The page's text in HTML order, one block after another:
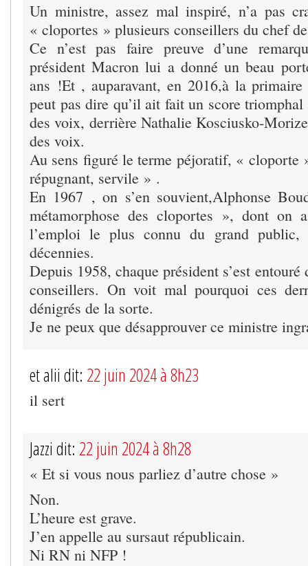
Un ministre, assez mal inspiré, n’a pas
« cloportes » plusieurs conseillers du chef
Ce n’est pas faire preuve d’une
président Macron lui a donné un beau
ans !Et , auparavant, en 2016,à la
peut pas dire qu’il ait fait un score
des voix, derrière Nathalie Kosciusko-
des voix.
Au sens figuré le terme péjoratif, «
répugnant, servile » .
En 1967 , on s’en souvient,Alphonse
métamorphose des cloportes », dont on
l’emploi le plus connu du grand public,
décennies.
Depuis 1958, chaque président s’est
conseillers. On voit mal pourquoi ces
dénigrés de la sorte.
Je ne peux que désapprouver ce ministre
et alii dit: 22 juin 2024 à 8h23
il sert
Jazzi dit: 22 juin 2024 à 8h28
« Et si vous nous parliez d’autre chose »
Non.
L’heure est grave.
J’en appelle au sursaut républicain.
Ni RN ni NFP !